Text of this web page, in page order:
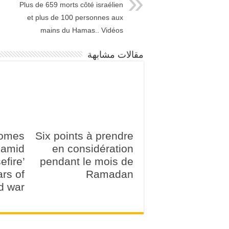
Plus de 659 morts côté israélien
et plus de 100 personnes aux
mains du Hamas.. Vidéos
مقالات مشابهة
Six points à prendre
en considération
pendant le mois de
Ramadan
of
war